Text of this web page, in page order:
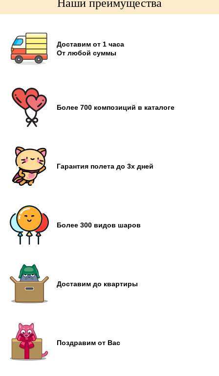
Наши преимущества
Доставим от 1 часа
От любой суммы
Более 700 композиций в каталоге
Гарантия полета до 3х дней
Более 300 видов шаров
Доставим до квартиры
Поздравим от Вас